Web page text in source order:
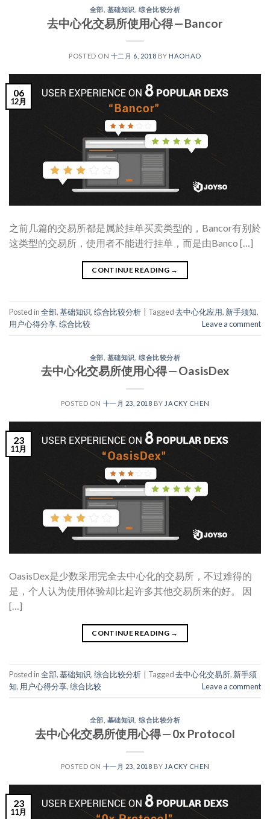
全部 基础知识 ,综合比较分析
去中心化交易所使用心得 — Bancor
POSTED ON 十二月 6, 2018 BY HAOHAO
06
12月
之前几篇的交易所都是属於挂单买卖类型的，Bancor有别於
这类型的交易所，使用者不能进行挂单，而是由Banco […]
CONTINUE READING →
Posted in全部,基础知识,综合比较分析 Tagged去中心化应用, 新手须知,
用户心得分享,综合比较 Leave a comment
全部 基础知识 ,综合比较分析
去中心化交易所使用心得 — OasisDex
POSTED ON 十一月 23, 2018 BY JACKY CHEN
23
11月
OasisDex是少数采用完全去中心化的交易所，不过难得的
是，个人认为使用体验却比起许多其他交易所来的好。 因
[…]
CONTINUE READING →
Posted in全部,基础知识,综合比较分析 Tagged去中心化交易所, 新手须
知, 用户心得分享,综合比较 Leave a comment
全部 基础知识 ,综合比较分析
去中心化交易所使用心得 — 0x Protocol
POSTED ON 十一月 23, 2018 BY JACKY CHEN
23
11月